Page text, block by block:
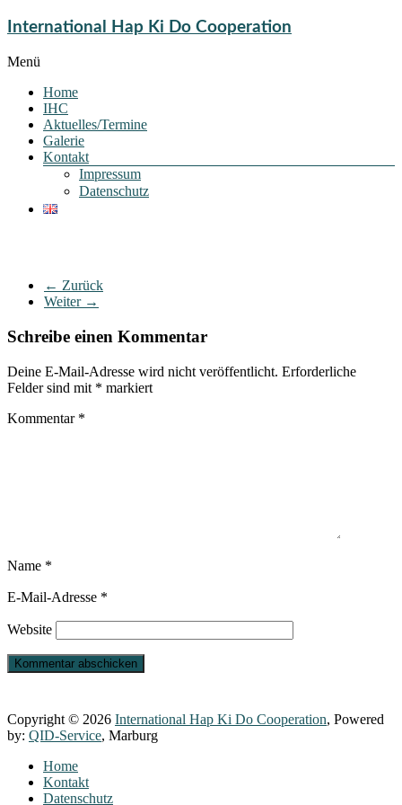
International Hap Ki Do Cooperation
Menü
Home
IHC
Aktuelles/Termine
Galerie
Kontakt
Impressum
Datenschutz
← Zurück
Weiter →
Schreibe einen Kommentar
Deine E-Mail-Adresse wird nicht veröffentlicht. Erforderliche
Felder sind mit * markiert
Kommentar *
Name *
E-Mail-Adresse *
Website
Copyright © 2026 International Hap Ki Do Cooperation, Powered
by: QID-Service, Marburg
Home
Kontakt
Datenschutz